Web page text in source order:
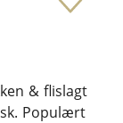
& flislagt
Populært